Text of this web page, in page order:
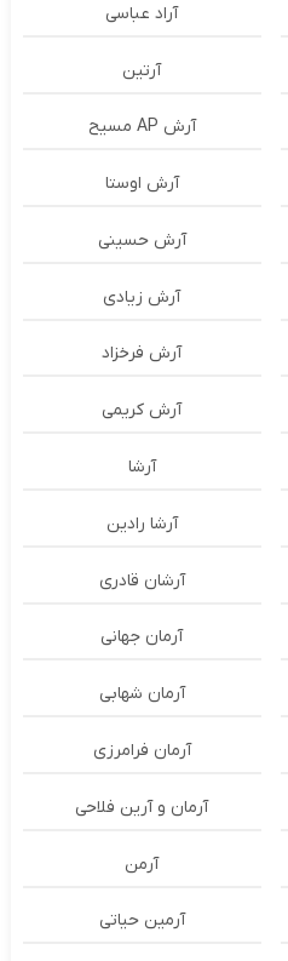
آراد عباسی
آرتین
آرش AP مسیح
آرش اوستا
آرش حسینی
آرش زیادی
آرش فرخزاد
آرش کریمی
آرشا
آرشا رادین
آرشان قادری
آرمان جهانی
آرمان شهابی
آرمان فرامرزی
آرمان و آرین فلاحی
آرمن
آرمین حیاتی